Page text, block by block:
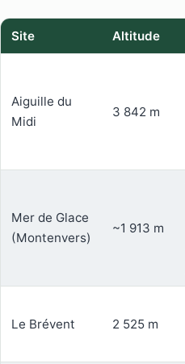
Site Altitude
Aiguille du
Midi
3 842 m
Mer de Glace
(Montenvers)
~1 913 m
Le Brévent 2 525 m